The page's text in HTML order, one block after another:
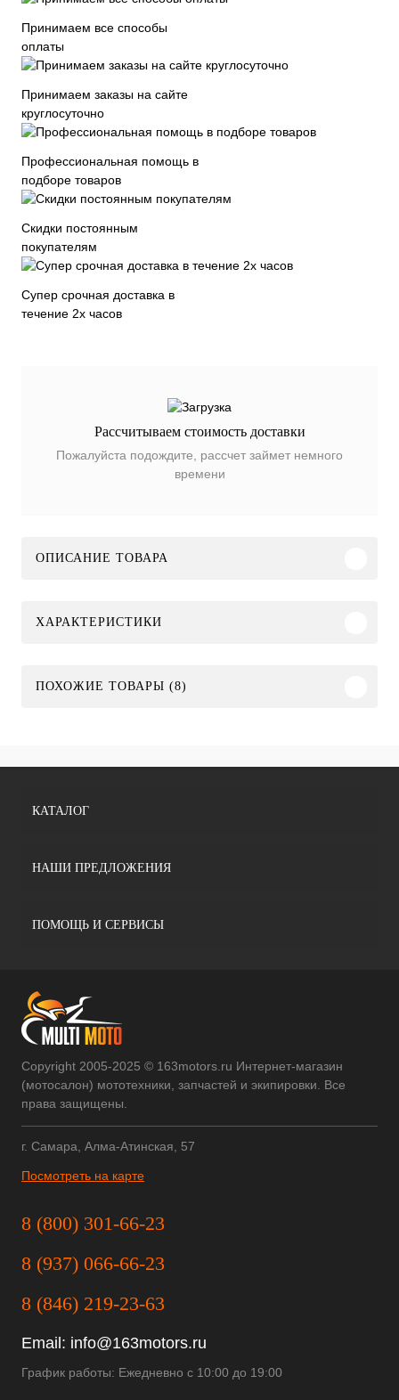
Принимаем все способы
оплаты
Принимаем заказы на сайте
круглосуточно
Профессиональная помощь в
подборе товаров
Скидки постоянным
покупателям
Супер срочная доставка в
течение 2х часов
Рассчитываем стоимость доставки
Пожалуйста подождите, рассчет займет немного
времени
ОПИСАНИЕ ТОВАРА
ХАРАКТЕРИСТИКИ
ПОХОЖИЕ ТОВАРЫ (8)
КАТАЛОГ
НАШИ ПРЕДЛОЖЕНИЯ
ПОМОЩЬ И СЕРВИСЫ
Copyright 2005-2025 © 163motors.ru Интернет-магазин
(мотосалон) мототехники, запчастей и экипировки. Все
права защищены.
г. Самара, Алма-Атинская, 57
Посмотреть на карте
8 (800) 301-66-23
8 (937) 066-66-23
8 (846) 219-23-63
Email: info@163motors.ru
График работы: Ежедневно с 10:00 до 19:00